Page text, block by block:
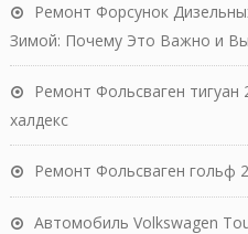
Ремонт Форсунок
Зимой: Почему Это Важно и
Ремонт Фольсваген тигуан
халдекс
Ремонт Фольсваген гольф
Автомобиль Volkswagen